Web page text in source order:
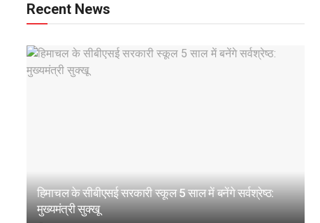
Recent News
हिमाचल के सीबीएसई सरकारी स्कूल 5 साल में बनेंगे सर्वश्रेष्ठ:
मुख्यमंत्री सुक्खू